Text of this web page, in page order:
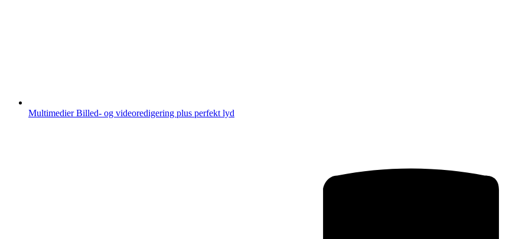
MultimedierBilled- og videoredigering plus perfekt lyd